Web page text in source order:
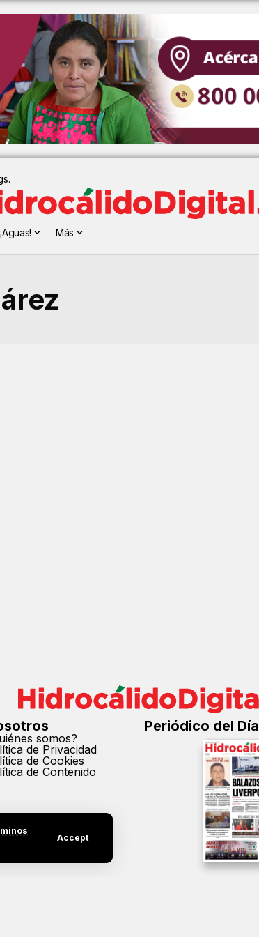
Accept
¡Aguas! Más
somos?
de Privacidad
de Cookies
de Contenido
Periódico del Día